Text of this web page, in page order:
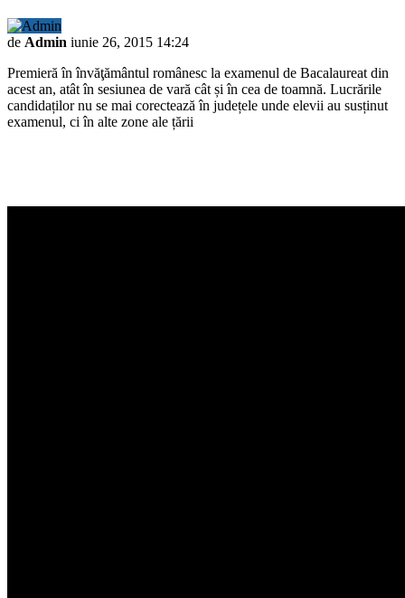
de Admin iunie 26, 2015 14:24
Premieră în învăţământul românesc la examenul de Bacalaureat din
acest an, atât în sesiunea de vară cât și în cea de toamnă. Lucrările
candidaților nu se mai corectează în județele unde elevii au susținut
examenul, ci în alte zone ale țării